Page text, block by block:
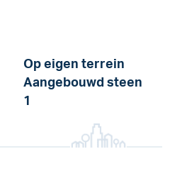
Op eigen terrein
Aangebouwd steen
1